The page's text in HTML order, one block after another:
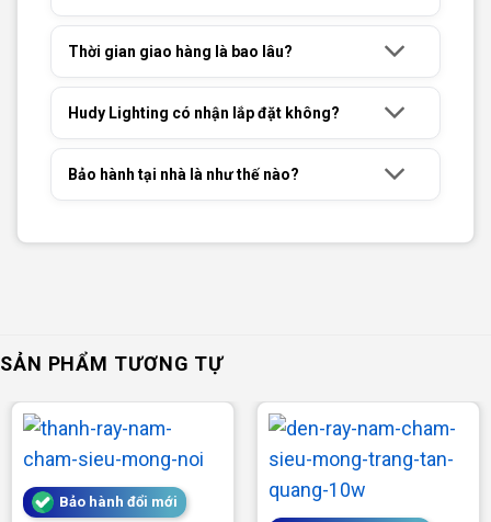
Thời gian giao hàng là bao lâu?
Hudy Lighting có nhận lắp đặt không?
Bảo hành tại nhà là như thế nào?
SẢN PHẨM TƯƠNG TỰ
Bảo hành đổi mới